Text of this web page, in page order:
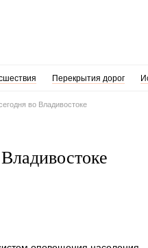
Перекрытия дорог
во Владивостоке